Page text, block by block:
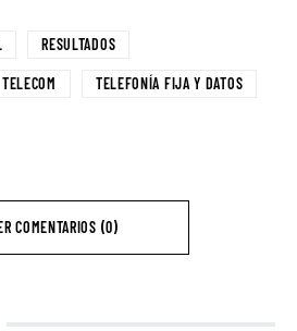
RESULTADOS
TELECOM TELEFONÍA FIJA Y DATOS
COMENTARIOS (0)